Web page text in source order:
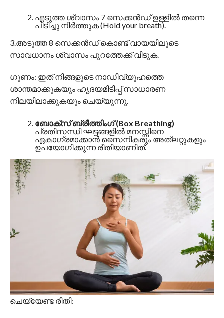
എടുത്ത ശ്വാസം 7 സെക്കൻഡ് ഉള്ളിൽ തന്നെ
പിടിച്ചു നിർത്തുക (Hold your breath).
3.അടുത്ത 8 സെക്കൻഡ് കൊണ്ട് വായയിലൂടെ
സാവധാനം ശ്വാസം പുറത്തേക്ക് വിടുക.
ഗുണം: ഇത് നിങ്ങളുടെ നാഡീവ്യൂഹത്തെ
ശാന്തമാക്കുകയും ഹൃദയമിടിപ്പ് സാധാരണ
നിലയിലാക്കുകയും ചെയ്യുന്നു.
ബോക്സ് ബ്രീത്തിംഗ് (Box Breathing)
പ്രതിസന്ധി ഘട്ടങ്ങളിൽ മനസ്സിനെ
ഏകാഗ്രമാക്കാൻ സൈനികരും അത്‌ലറ്റുകളും
ഉപയോഗിക്കുന്ന രീതിയാണിത്.
ചെയ്യേണ്ട രീതി: